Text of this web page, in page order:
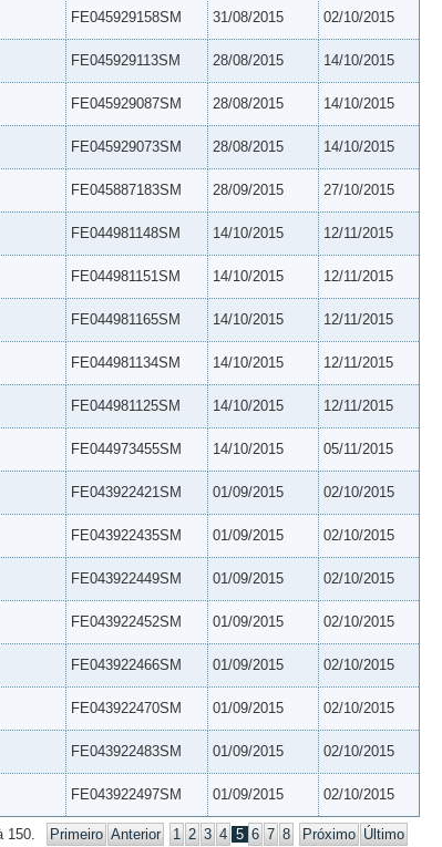
FE045929158SM 31/08/2015 02/10/2015
FE045929113SM 28/08/2015 14/10/2015
FE045929087SM 28/08/2015 14/10/2015
FE045929073SM 28/08/2015 14/10/2015
FE045887183SM 28/09/2015 27/10/2015
FE044981148SM 14/10/2015 12/11/2015
FE044981151SM 14/10/2015 12/11/2015
FE044981165SM 14/10/2015 12/11/2015
FE044981134SM 14/10/2015 12/11/2015
FE044981125SM 14/10/2015 12/11/2015
FE044973455SM 14/10/2015 05/11/2015
FE043922421SM 01/09/2015 02/10/2015
FE043922435SM 01/09/2015 02/10/2015
FE043922449SM 01/09/2015 02/10/2015
FE043922452SM 01/09/2015 02/10/2015
FE043922466SM 01/09/2015 02/10/2015
FE043922470SM 01/09/2015 02/10/2015
FE043922483SM 01/09/2015 02/10/2015
FE043922497SM 01/09/2015 02/10/2015
150. Primeiro Anterior 1 2 3 4 5 6 7 8 Próximo Último